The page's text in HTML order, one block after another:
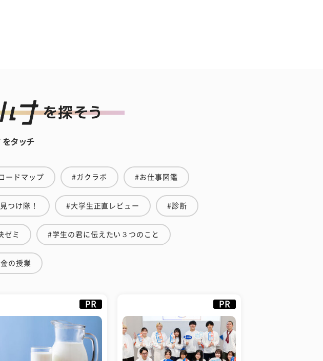
をタッチ
ードマップ #ガクラボ #お仕事図鑑
つけ隊！ #大学生正直レビュー #診断
ゼミ #学生の君に伝えたい３つのこと
の授業
PR PR